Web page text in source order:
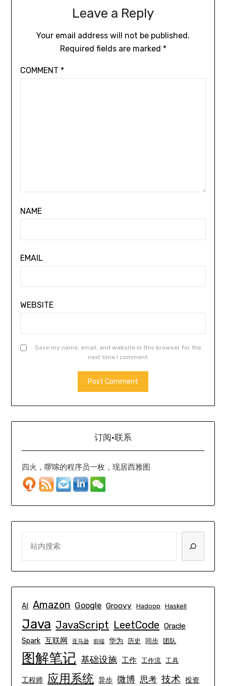
Leave a Reply
Your email address will not be published.
Required fields are marked *
COMMENT *
NAME
EMAIL
WEBSITE
Save my name, email, and website in this browser for the
next time I comment.
订阅·联系
四火，啰嗦的程序员一枚，现居西雅图
AI Amazon Google Groovy Hadoop Haskell
Java JavaScript LeetCode Oracle
Spark 互联网 亚马逊 前端 华为 历史 同步 团队
图解笔记 基础设施 工作 工作流 工具
工程师 应用系统 异步 微博 思考 技术 投资